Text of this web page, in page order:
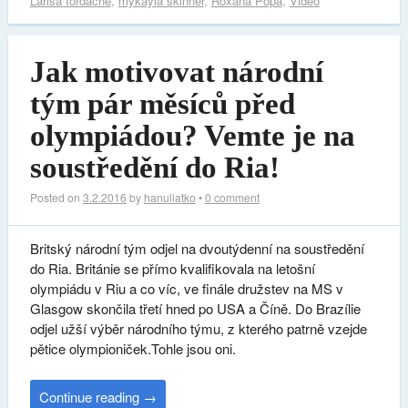
Jak motivovat národní
tým pár měsíců před
olympiádou? Vemte je na
soustředění do Ria!
Posted on 3.2.2016 by hanuliatko •0 comment
Britský národní tým odjel na dvoutýdenní na soustředění
do Ria. Británie se přímo kvalifikovala na letošní
olympiádu v Riu a co víc, ve finále družstev na MS v
Glasgow skončila třetí hned po USA a Číně. Do Brazílie
odjel užší výběr národního týmu, z kterého patrně vzejde
pětice olympioniček.Tohle jsou oni.
Continue reading →